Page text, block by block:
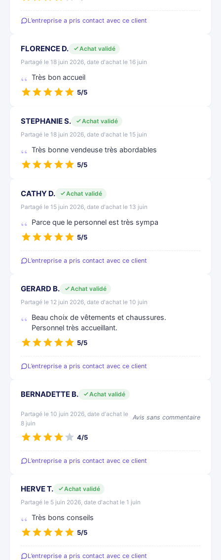
L’entreprise a pris contact avec ce client
FLORENCE D.
Achat validé
Partagé le 18 juin 2026, date d'achat le 16 juin
Très bon accueil
5/5
STEPHANIE S.
Achat validé
Partagé le 18 juin 2026, date d'achat le 15 juin
Très bonne vendeuse très abordables
5/5
CATHY D.
Achat validé
Partagé le 15 juin 2026, date d'achat le 13 juin
Parce que le personnel est très sympa
5/5
L’entreprise a pris contact avec ce client
GERARD B.
Achat validé
Partagé le 12 juin 2026, date d'achat le 10 juin
Beau choix de vêtements et chaussures.
Personnel très accueillant.
5/5
L’entreprise a pris contact avec ce client
BERNADETTE B. Achat validé
Partagé le 10 juin 2026, date d'achat le
8 juin
Avis sans commentaire
4/5
L’entreprise a pris contact avec ce client
HERVE T.
Achat validé
Partagé le 5 juin 2026, date d'achat le 1 juin
Très bons conseils
5/5
L’entreprise a pris contact avec ce client